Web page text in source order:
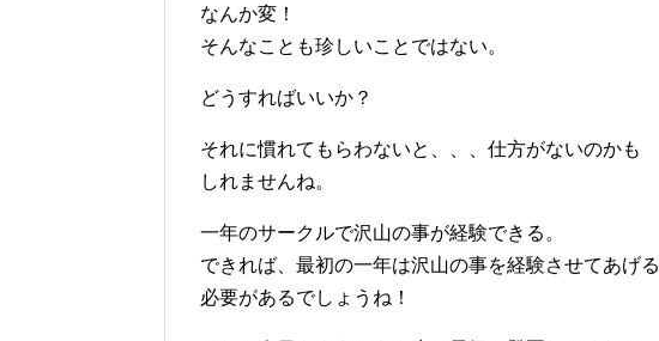
なんか変！
そんなことも珍しいことではない。
どうすればいいか？
それに慣れてもらわないと、、、仕方がないのかも
しれませんね。
一年のサークルで沢山の事が経験できる。
できれば、最初の一年は沢山の事を経験させてあげる
必要があるでしょうね！